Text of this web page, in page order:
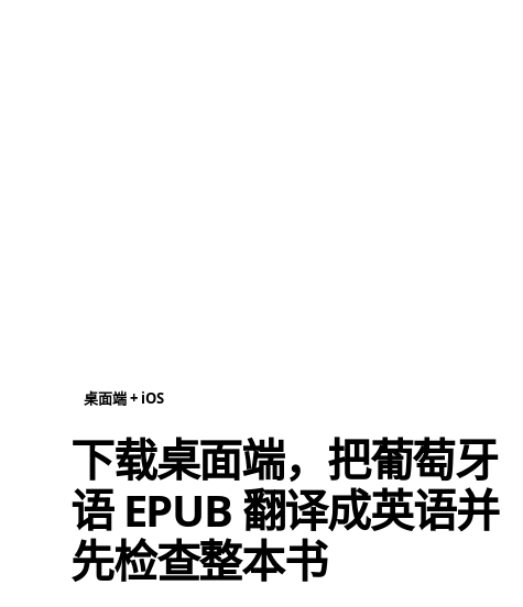
桌面端 + iOS
下载桌面端，把葡萄牙
语 EPUB 翻译成英语并
先检查整本书